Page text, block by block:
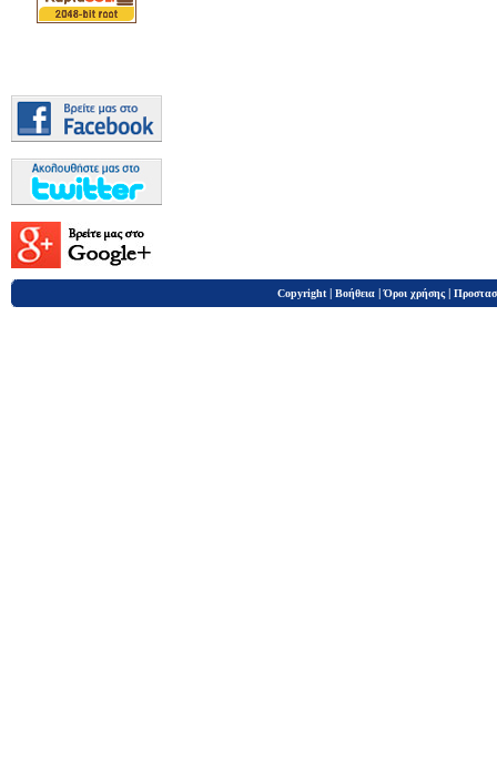
Copyright | Βοήθεια |Όροι χρήσης |